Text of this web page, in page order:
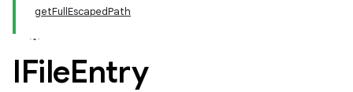
getFullEscapedPath
IFileEntry